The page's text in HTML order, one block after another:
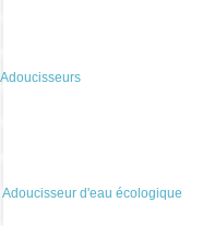
Adoucisseurs
Adoucisseur d'eau écologique